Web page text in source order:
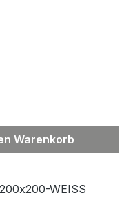
Warenkorb
WEISS